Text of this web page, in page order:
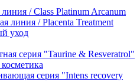
/ Class Platinum Arcanum
линия / Placenta Treatment
уход
серия "Taurine & Resveratrol"
серия "Intens recovery